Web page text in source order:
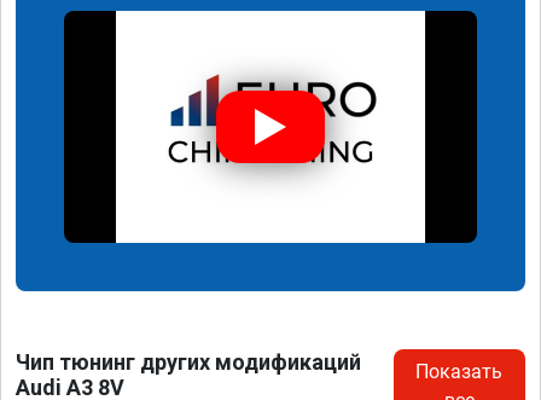
Чип тюнинг других модификаций
Audi A3 8V
Показать